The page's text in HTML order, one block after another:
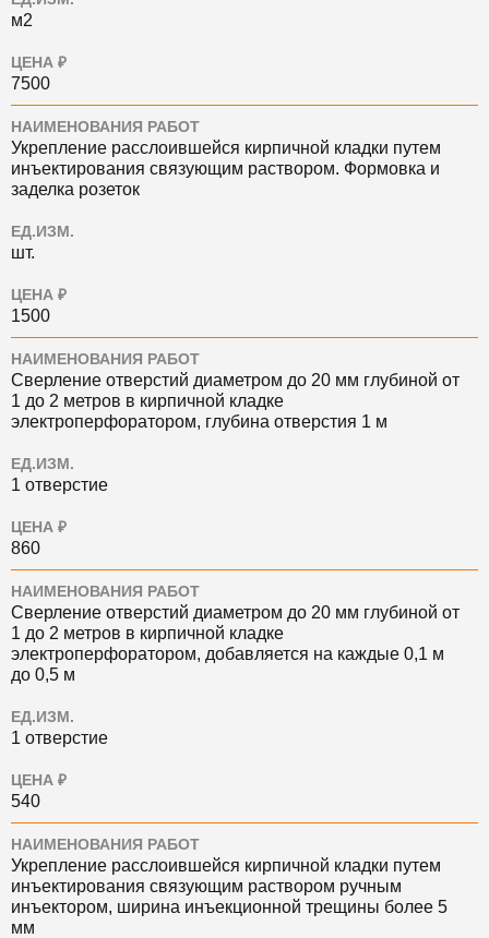
м2
ЦЕНА ₽
7500
НАИМЕНОВАНИЯ РАБОТ
Укрепление расслоившейся кирпичной кладки путем
инъектирования связующим раствором. Формовка и
заделка розеток
ЕД.ИЗМ.
шт.
ЦЕНА ₽
1500
НАИМЕНОВАНИЯ РАБОТ
Сверление отверстий диаметром до 20 мм глубиной от
1 до 2 метров в кирпичной кладке
электроперфоратором, глубина отверстия 1 м
ЕД.ИЗМ.
1 отверстие
ЦЕНА ₽
860
НАИМЕНОВАНИЯ РАБОТ
Сверление отверстий диаметром до 20 мм глубиной от
1 до 2 метров в кирпичной кладке
электроперфоратором, добавляется на каждые 0,1 м
до 0,5 м
ЕД.ИЗМ.
1 отверстие
ЦЕНА ₽
540
НАИМЕНОВАНИЯ РАБОТ
Укрепление расслоившейся кирпичной кладки путем
инъектирования связующим раствором ручным
инъектором, ширина инъекционной трещины более 5
мм